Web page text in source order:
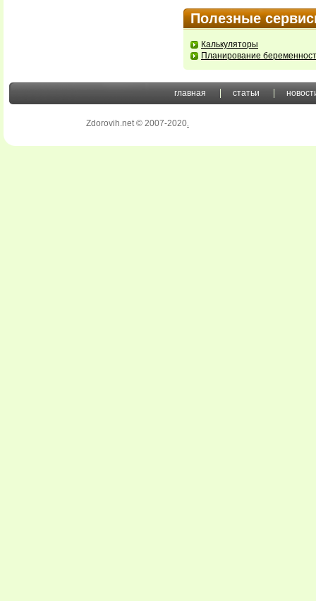
Полезные
Калькуляторы
Планирование
главная статьи
Zdorovih.net © 2007-2020